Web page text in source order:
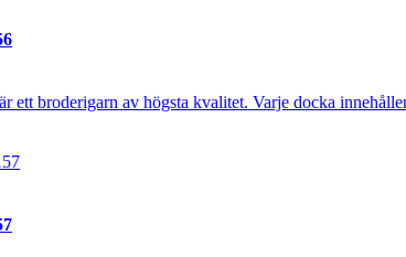
ett broderigarn av högsta kvalitet. Varje docka